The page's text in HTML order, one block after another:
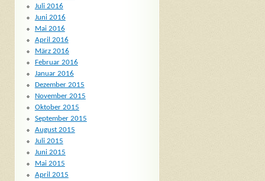
Juli 2016
Juni 2016
Mai 2016
April 2016
März 2016
Februar 2016
Januar 2016
Dezember 2015
November 2015
Oktober 2015
September 2015
August 2015
Juli 2015
Juni 2015
Mai 2015
April 2015